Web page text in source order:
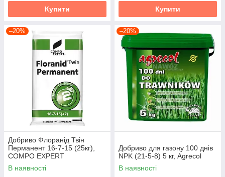
Купити Купити
–20%
Добриво Флоранід Твін
Перманент 16-7-15 (25кг),
COMPO EXPERT
В наявності
–20%
Добриво для газону 100 днів
NPK (21-5-8) 5 кг, Agrecol
В наявності